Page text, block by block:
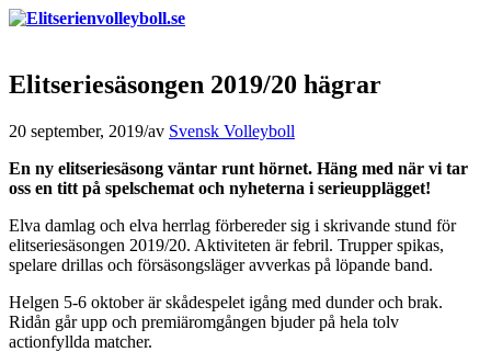
Elitseriesäsongen 2019/20 hägrar
20 september, 2019/av Svensk Volleyboll
En ny elitseriesäsong väntar runt hörnet. Häng med när vi tar
oss en titt på spelschemat och nyheterna i serieupplägget!
Elva damlag och elva herrlag förbereder sig i skrivande stund för
elitseriesäsongen 2019/20. Aktiviteten är febril. Trupper spikas,
spelare drillas och försäsongsläger avverkas på löpande band.
Helgen 5-6 oktober är skådespelet igång med dunder och brak.
Ridån går upp och premiäromgången bjuder på hela tolv
actionfyllda matcher.